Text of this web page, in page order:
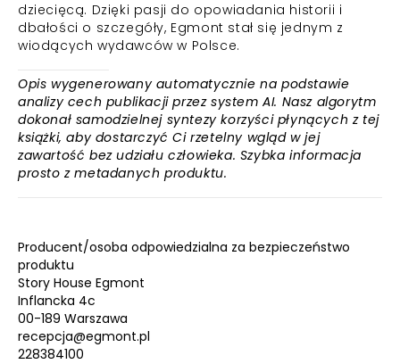
dziecięcą. Dzięki pasji do opowiadania historii i
dbałości o szczegóły, Egmont stał się jednym z
wiodących wydawców w Polsce.
Opis wygenerowany automatycznie na podstawie
analizy cech publikacji przez system AI. Nasz algorytm
dokonał samodzielnej syntezy korzyści płynących z tej
książki, aby dostarczyć Ci rzetelny wgląd w jej
zawartość bez udziału człowieka. Szybka informacja
prosto z metadanych produktu.
Producent/osoba odpowiedzialna za bezpieczeństwo
produktu
Story House Egmont
Inflancka 4c
00-189 Warszawa
recepcja@egmont.pl
228384100